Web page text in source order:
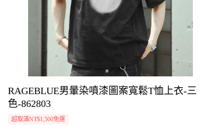
RAGEBLUE男暈染噴漆圖案寬鬆T恤上衣-三
色-862803
超取滿NT$1,500免運